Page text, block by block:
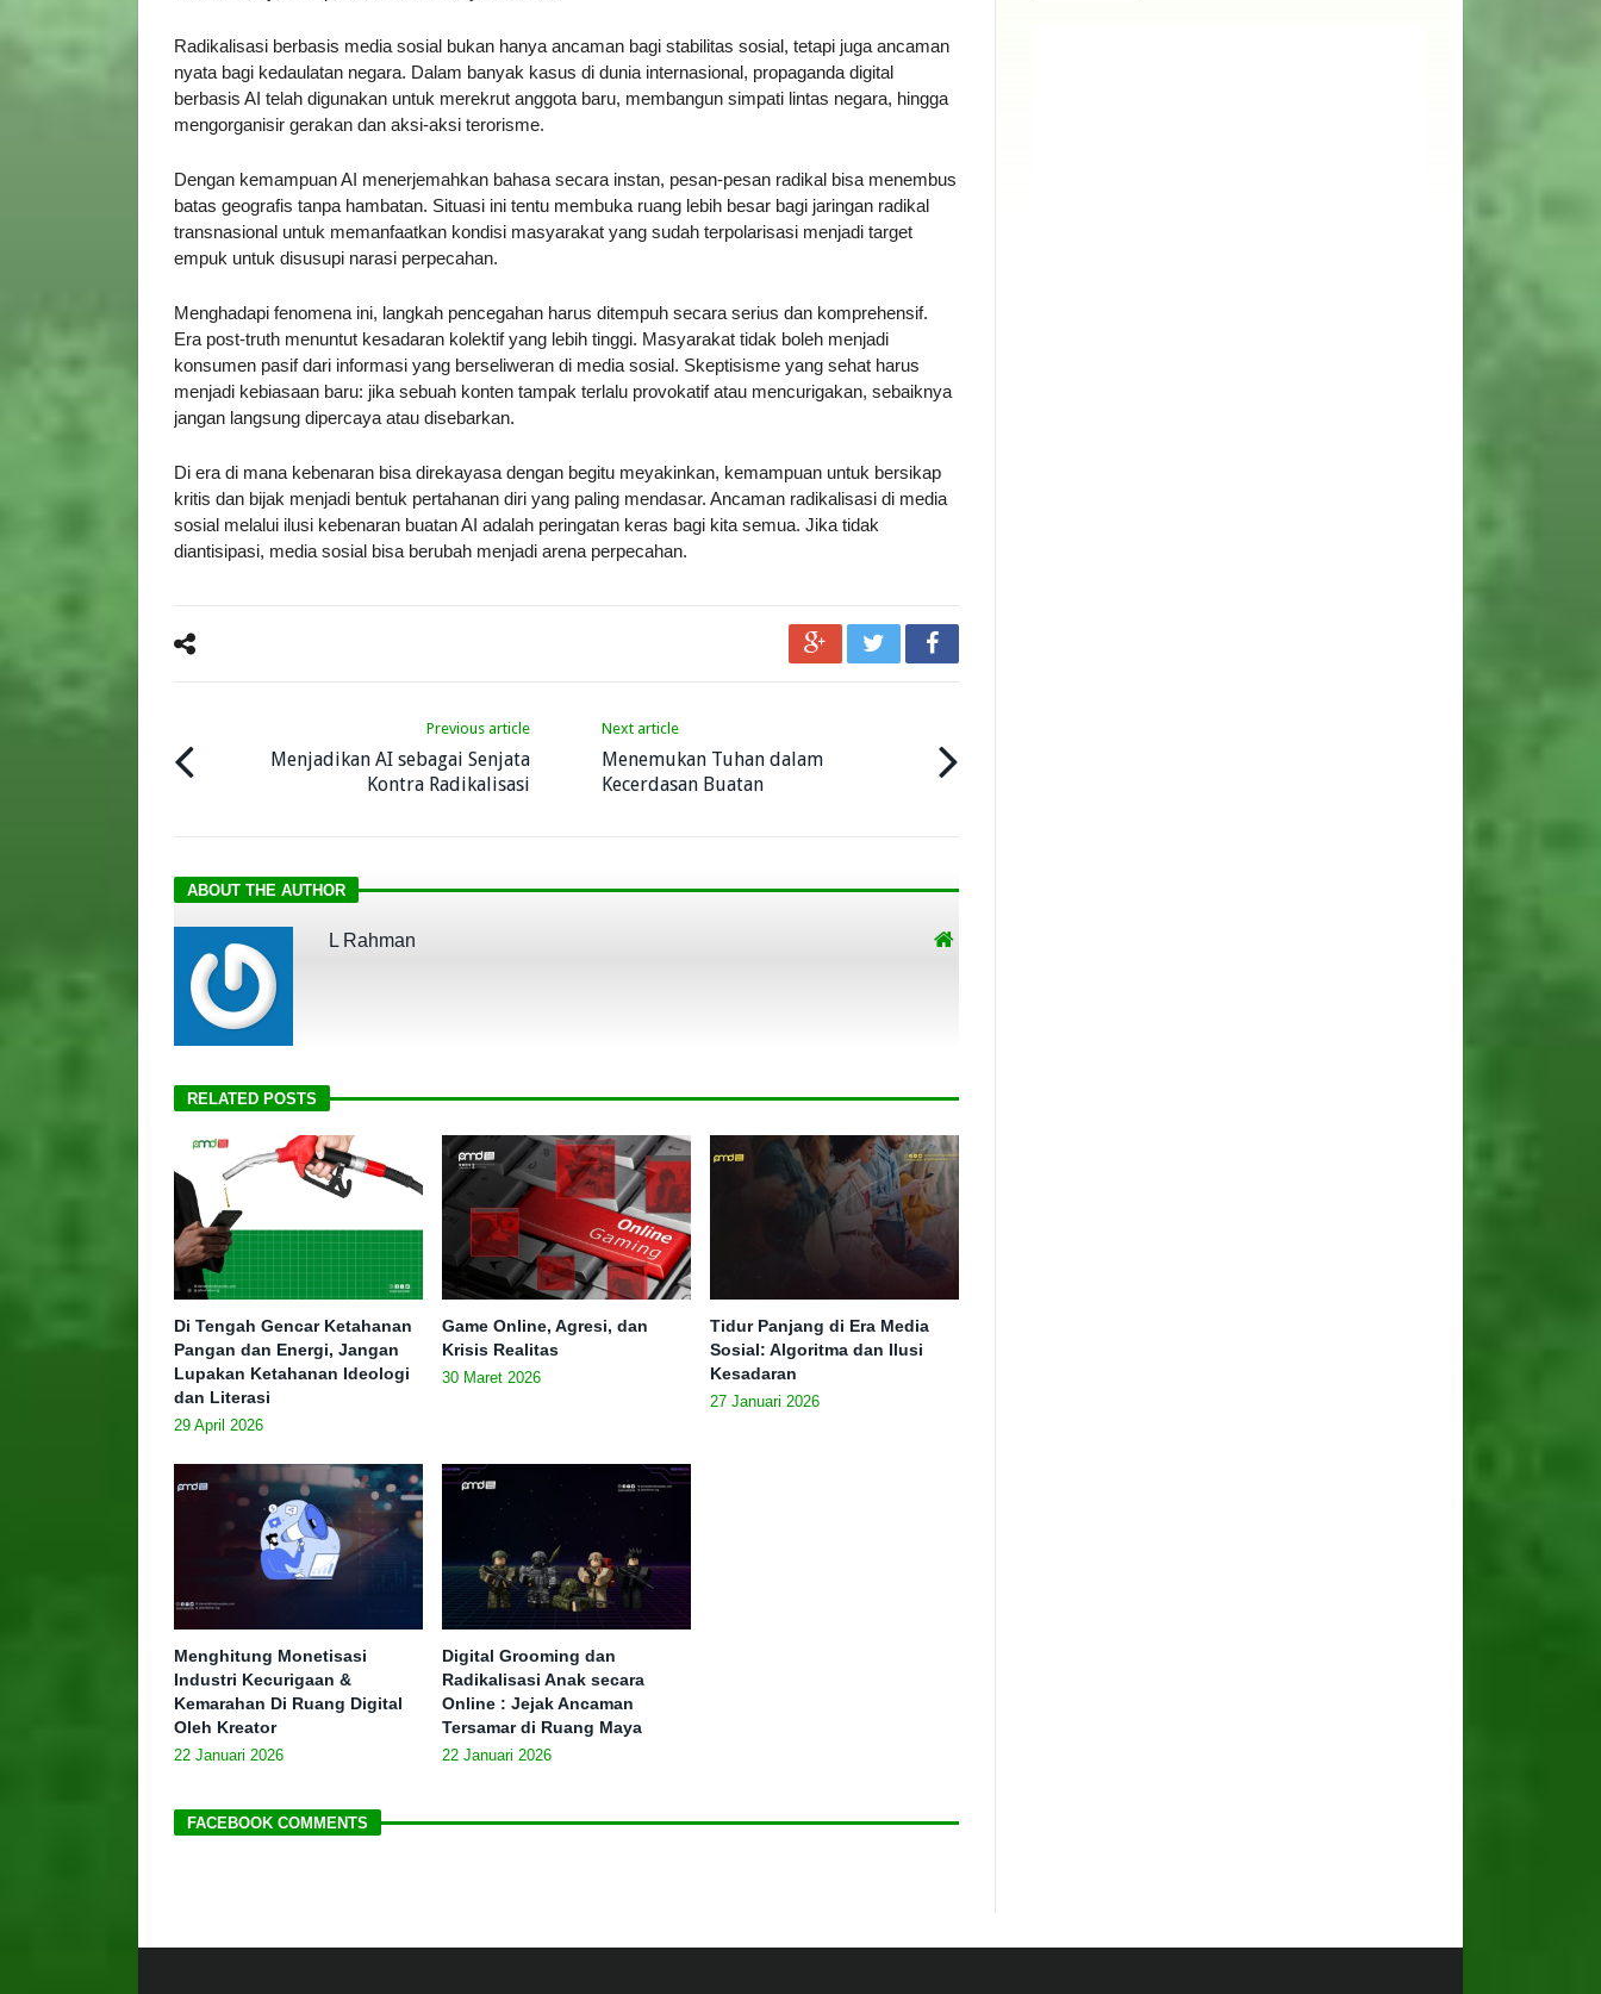
Radikalisasi berbasis media sosial bukan hanya ancaman bagi stabilitas sosial, tetapi juga ancaman
nyata bagi kedaulatan negara. Dalam banyak kasus di dunia internasional, propaganda digital
berbasis AI telah digunakan untuk merekrut anggota baru, membangun simpati lintas negara, hingga
mengorganisir gerakan dan aksi-aksi terorisme.
Dengan kemampuan AI menerjemahkan bahasa secara instan, pesan-pesan radikal bisa menembus
batas geografis tanpa hambatan. Situasi ini tentu membuka ruang lebih besar bagi jaringan radikal
transnasional untuk memanfaatkan kondisi masyarakat yang sudah terpolarisasi menjadi target
empuk untuk disusupi narasi perpecahan.
Menghadapi fenomena ini, langkah pencegahan harus ditempuh secara serius dan komprehensif.
Era post-truth menuntut kesadaran kolektif yang lebih tinggi. Masyarakat tidak boleh menjadi
konsumen pasif dari informasi yang berseliweran di media sosial. Skeptisisme yang sehat harus
menjadi kebiasaan baru: jika sebuah konten tampak terlalu provokatif atau mencurigakan, sebaiknya
jangan langsung dipercaya atau disebarkan.
Di era di mana kebenaran bisa direkayasa dengan begitu meyakinkan, kemampuan untuk bersikap
kritis dan bijak menjadi bentuk pertahanan diri yang paling mendasar. Ancaman radikalisasi di media
sosial melalui ilusi kebenaran buatan AI adalah peringatan keras bagi kita semua. Jika tidak
diantisipasi, media sosial bisa berubah menjadi arena perpecahan.
Previous article
Menjadikan AI sebagai Senjata
Kontra Radikalisasi
Next article
Menemukan Tuhan dalam
Kecerdasan Buatan
ABOUT THE AUTHOR
L Rahman
RELATED POSTS
Di Tengah Gencar Ketahanan
Pangan dan Energi, Jangan
Lupakan Ketahanan Ideologi
dan Literasi
29 April 2026
Game Online, Agresi, dan
Krisis Realitas
30 Maret 2026
Tidur Panjang di Era Media
Sosial: Algoritma dan Ilusi
Kesadaran
27 Januari 2026
Menghitung Monetisasi
Industri Kecurigaan &
Kemarahan Di Ruang Digital
Oleh Kreator
22 Januari 2026
Digital Grooming dan
Radikalisasi Anak secara
Online : Jejak Ancaman
Tersamar di Ruang Maya
22 Januari 2026
FACEBOOK COMMENTS